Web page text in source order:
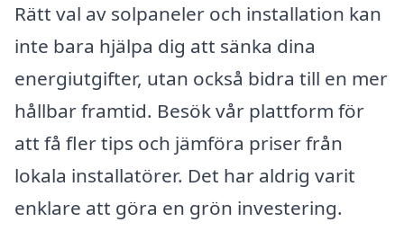
Rätt val av solpaneler och installation kan
inte bara hjälpa dig att sänka dina
energiutgifter, utan också bidra till en mer
hållbar framtid. Besök vår plattform för
att få fler tips och jämföra priser från
lokala installatörer. Det har aldrig varit
enklare att göra en grön investering.